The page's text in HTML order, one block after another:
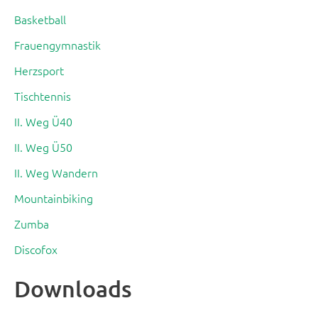
Basketball
Frauengymnastik
Herzsport
Tischtennis
II. Weg Ü40
II. Weg Ü50
II. Weg Wandern
Mountainbiking
Zumba
Discofox
Downloads